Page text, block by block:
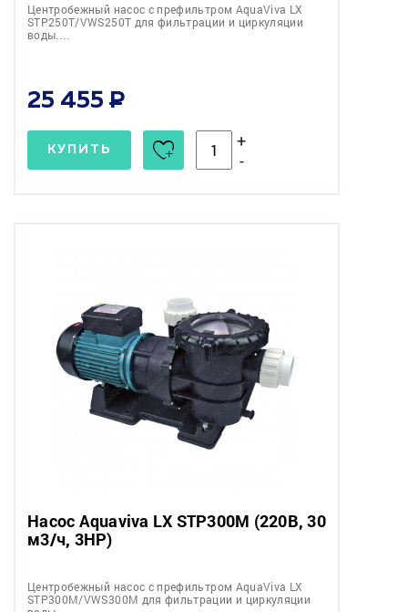
Центробежный насос с префильтром AquaViva LX
STP250T/VWS250T для фильтрации и циркуляции
воды.…
25 455
КУПИТЬ
+
-
Насос Aquaviva LX STP300M (220В, 30
м3/ч, 3HP)
Центробежный насос с префильтром AquaViva LX
STP300M/VWS300M для фильтрации и циркуляции